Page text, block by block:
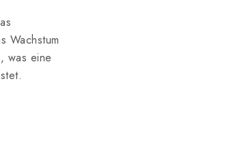
Wachstum
was eine